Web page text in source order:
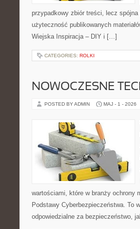
przypadkowy zbiór treści, lecz
użyteczność publikowanych
Wiejska Inspiracja – DIY i […]
CATEGORIES: ROLKI
NOWOCZESNE
POSTED BY ADMIN MAJ - 1 - 2026
wartościami, które w branży ochrony
Podstawy Cyberbezpieczeństwa. To
odpowiedzialne za bezpieczeństwo,